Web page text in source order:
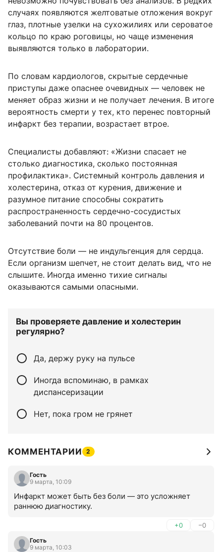
случаях появляются желтоватые отложения вокруг
глаз, плотные узелки на сухожилиях или сероватое
кольцо по краю роговицы, но чаще изменения
выявляются только в лаборатории.
По словам кардиологов, скрытые сердечные
приступы даже опаснее очевидных — человек не
меняет образ жизни и не получает лечения. В итоге
вероятность смерти у тех, кто перенес повторный
инфаркт без терапии, возрастает втрое.
Специалисты добавляют: «Жизни спасает не
столько диагностика, сколько постоянная
профилактика». Системный контроль давления и
холестерина, отказ от курения, движение и
разумное питание способны сократить
распространенность сердечно-сосудистых
заболеваний почти на 80 процентов.
Отсутствие боли — не индульгенция для сердца.
Если организм шепчет, не стоит делать вид, что не
слышите. Иногда именно тихие сигналы
оказываются самыми опасными.
Вы проверяете давление и холестерин
регулярно?
Да, держу руку на пульсе
Иногда вспоминаю, в рамках
диспансеризации
Нет, пока гром не грянет
КОММЕНТАРИИ 2
Гость
9 марта, 10:09
Инфаркт может быть без боли — это усложняет
раннюю диагностику.
+0 –0
Гость
9 марта, 10:03